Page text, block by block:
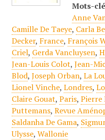
Mots-
Anne
Camille De Taeye, Carla
Decker, France, François
Criel, Gerda Vancluysen,
Jean-Louis Colot, Jean-
Blod, Joseph Orban, La
Lionel Vinche, Londres,
Claire Gouat, Paris, Pierre
Puttemans, Revue
Saldanha De Gama,
Ulysse, Wallonie